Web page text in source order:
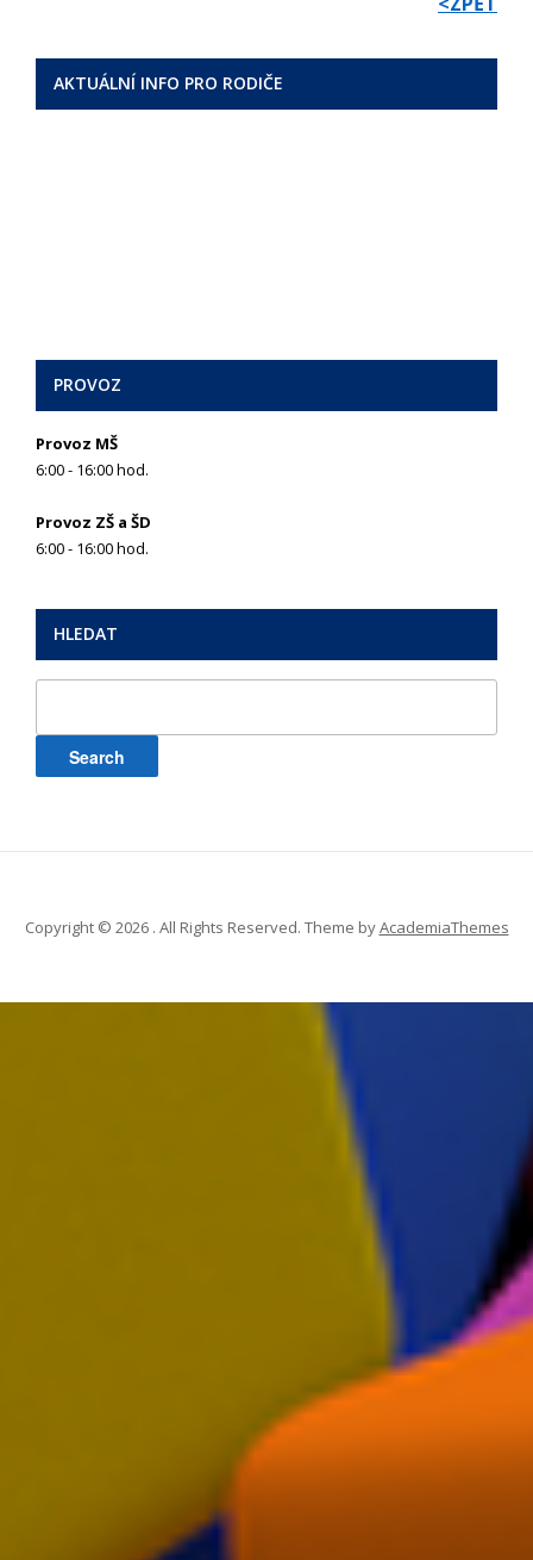
AKTUÁLNÍ INFO PRO RODIČE
PROVOZ
Provoz MŠ
6:00 - 16:00 hod.
Provoz ZŠ a ŠD
6:00 - 16:00 hod.
HLEDAT
Copyright © 2026 . All Rights Reserved. Theme byAcademiaThemes